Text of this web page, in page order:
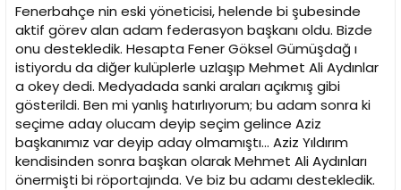
Fenerbahçe nin eski yöneticisi, helende bi şubesinde
aktif görev alan adam federasyon başkanı oldu. Bizde
onu destekledik. Hesapta Fener Göksel Gümüşdağ ı
istiyordu da diğer kulüplerle uzlaşıp Mehmet Ali Aydınlar
a okey dedi. Medyadada sanki araları açıkmış gibi
gösterildi. Ben mi yanlış hatırlıyorum; bu adam sonra ki
seçime aday olucam deyip seçim gelince Aziz
başkanımız var deyip aday olmamıştı... Aziz Yıldırım
kendisinden sonra başkan olarak Mehmet Ali Aydınları
önermişti bi röportajında. Ve biz bu adamı destekledik.